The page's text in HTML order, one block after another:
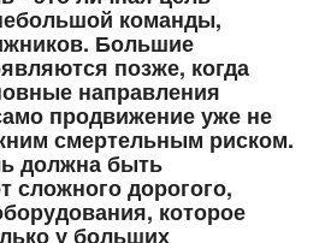
команды,
Большие
позже, когда
направления
продвижение уже не
смертельным риском.
должна быть
сложного дорогого,
которое
у больших